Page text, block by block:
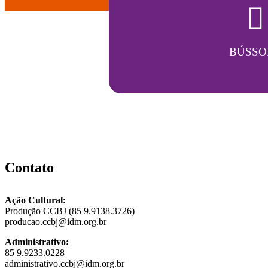
Contato
Ação Cultural:
Produção CCBJ (85 9.9138.3726)
producao.ccbj@idm.org.br
Administrativo:
85 9.9233.0228
administrativo.ccbj@idm.org.br